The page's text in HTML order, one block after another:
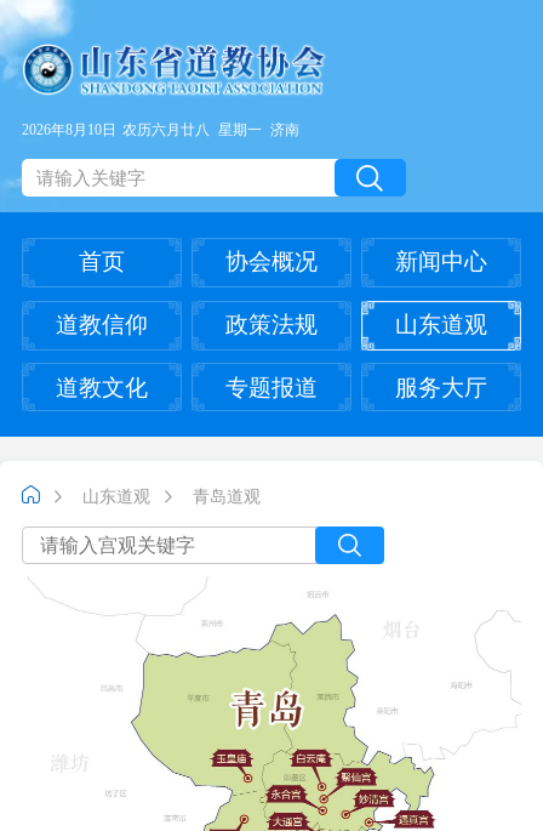
2026年8月10日 农历六月廿八 星期一 济南
首页 协会概况 新闻中心
道教信仰 政策法规 山东道观
道教文化 专题报道 服务大厅
山东道观 青岛道观